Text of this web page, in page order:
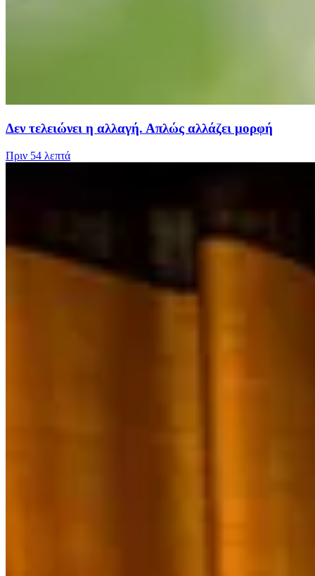
Δεν τελειώνει η αλλαγή. Απλώς αλλάζει μορφή
Πριν 54 λεπτά